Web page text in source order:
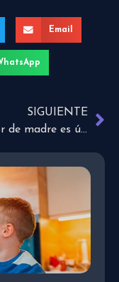
Email
SIGUIENTE
El amor de madre es único